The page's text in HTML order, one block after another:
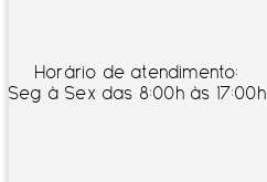
Horário de atendimento:
Seg à Sex das 8:00h às 17:00h